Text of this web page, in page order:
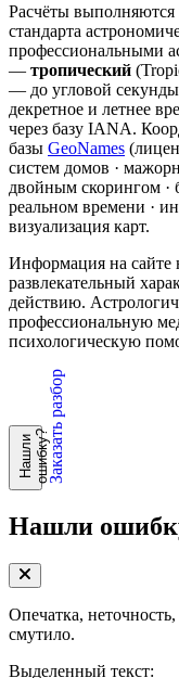
Расчёты выполняются
стандарта
профессиональными
— тропический
— до угловой
декретное и летнее
через базу IANA.
базы GeoNames
систем домов ·
двойным скорингом ·
реальном времени ·
визуализация карт.
Информация на
развлекательный
действию.
профессиональную
психологическую
Н
а
ш
л
и
о
ш
и
б
к
у?Заказать разбор
Нашли
Опечатка,
смутило.
Выделенный текст: